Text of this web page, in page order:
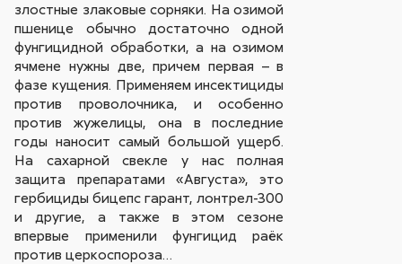
злостные злаковые сорняки. На озимой
пшенице обычно достаточно одной
фунгицидной обработки, а на озимом
ячмене нужны две, причем первая – в
фазе кущения. Применяем инсектициды
против проволочника, и особенно
против жужелицы, она в последние
годы наносит самый большой ущерб.
На сахарной свекле у нас полная
защита препаратами «Августа», это
гербициды бицепс гарант, лонтрел-300
и другие, а также в этом сезоне
впервые применили фунгицид раёк
против церкоспороза…